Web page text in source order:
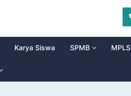
Karya Siswa SPMB MPLS